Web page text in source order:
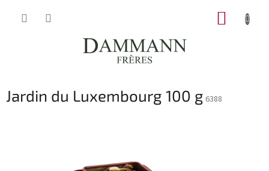
Jardin du Luxembourg 100 g 6388